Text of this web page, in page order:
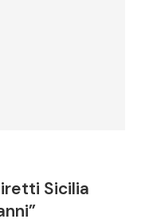
Sicilia